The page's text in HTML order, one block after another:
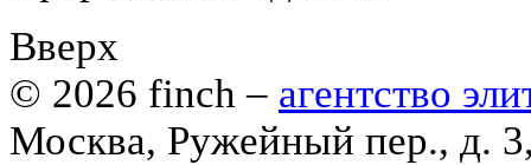
Вверх
© 2026 finch – агентство
Москва, Ружейный пер., д.